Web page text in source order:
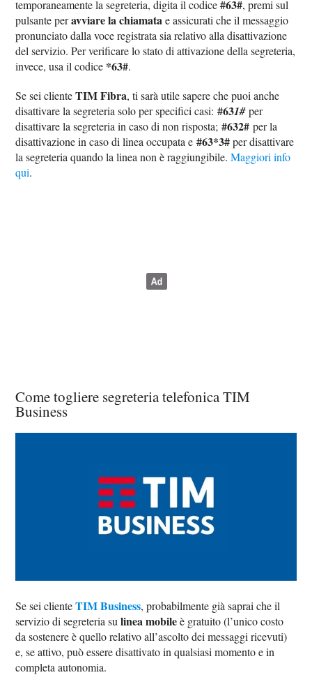
temporaneamente la segreteria, digita il codice#63#, premi sul
pulsante peravviare la chiamatae assicurati che il messaggio
pronunciato dalla voce registrata sia relativo alla disattivazione
del servizio. Per verificare lo stato di attivazione della segreteria,
invece, usa il codice *63#.
Se sei clienteTIM Fibra, ti sarà utile sapere che puoi anche
disattivare la segreteria solo per specifici casi:#631#per
disattivare la segreteria in caso di non risposta;#632# per la
disattivazione in caso di linea occupata e#63*3#per disattivare
la segreteria quando la linea non è raggiungibile.Maggiori info
qui.
Come togliere segreteria telefonica TIM
Business
Se sei clienteTIM Business, probabilmente già saprai che il
servizio di segreteria sulinea mobileè gratuito (l’unico costo
da sostenere è quello relativo all’ascolto dei messaggi ricevuti)
e, se attivo, può essere disattivato in qualsiasi momento e in
completa autonomia.